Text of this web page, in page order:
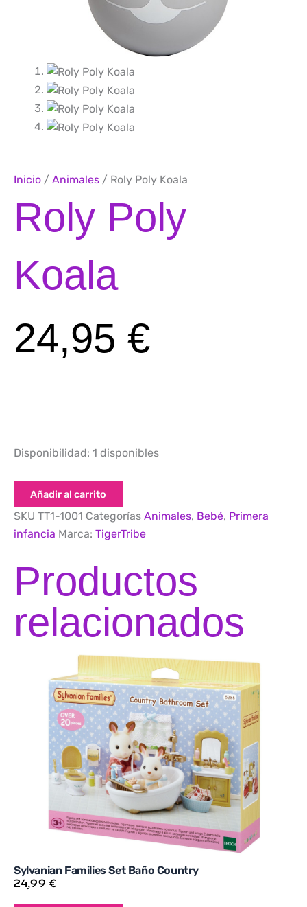
Inicio / Animales / Roly Poly Koala
Roly Poly
Koala
24,95 €
Disponibilidad: 1 disponibles
Roly
cantidad
Añadir al carrito
SKU TT1-1001 Categorías Animales, Bebé, Primera
infancia Marca: TigerTribe
Productos
relacionados
Sylvanian Families Set Baño Country
24,99 €